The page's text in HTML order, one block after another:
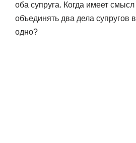
оба супруга. Когда имеет смысл
объединять два дела супругов в
одно?